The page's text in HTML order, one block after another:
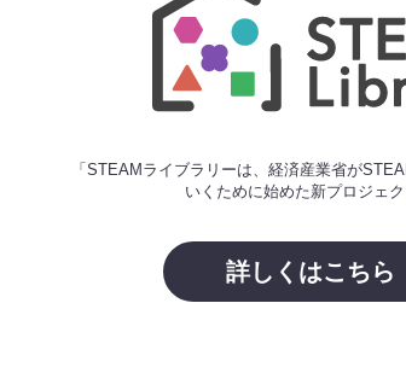
「STEAMライブラリーは、経済産業省が
いくために始めた新プロジェク
詳しくはこちら